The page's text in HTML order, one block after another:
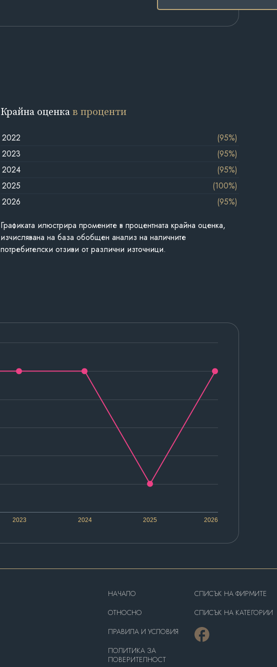
Крайна оценкав проценти
2022
(95%)
2023
(95%)
2024
(95%)
2025
(100%)
2026
(95%)
Графиката илюстрира промените в процентната крайна оценка,
изчислявана на база обобщен анализ на наличните
потребителски отзиви от различни източници.
2023 2024 2025 2026
HAЧАЛО
OТНОСНО
ПРАВИЛА И УСЛОВИЯ
ПОЛИТИКА ЗА
ПОВЕРИТЕЛНОСТ
СПИСЪК НА ФИРМИТЕ
СПИСЪК НА КАТЕГОРИИ